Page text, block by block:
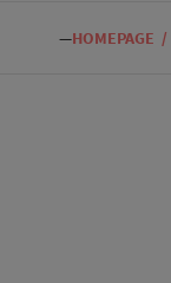
—HOMEPAGE /